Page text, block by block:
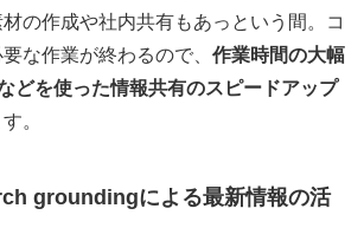
の作成や社内共有もあっという間。コ
な作業が終わるので、 作業時間の大幅
どを使った情報共有のスピードアップ
。
groundingによる最新情報の活